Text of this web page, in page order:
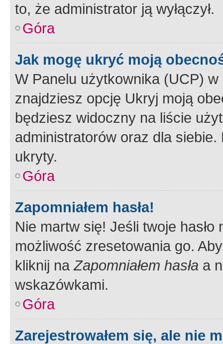
to, że administrator ją wyłączył.
Góra
Jak mogę ukryć moją
W Panelu użytkownika (UCP) w
znajdziesz opcję Ukryj moją
będziesz widoczny na liście
administratorów oraz dla
ukryty.
Góra
Zapomniałem hasła!
Nie martw się! Jeśli twoje
możliwość zresetowania go.
kliknij naZapomniałem hasła a
wskazówkami.
Góra
Zarejestrowałem się, ale nie